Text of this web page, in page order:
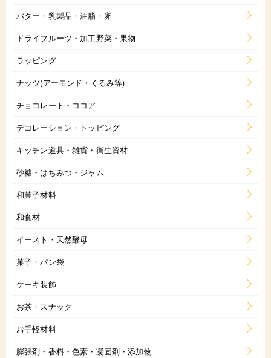
バター・乳製品・油脂・卵
ドライフルーツ・加工野菜・果物
ラッピング
ナッツ(アーモンド・くるみ等)
チョコレート・ココア
デコレーション・トッピング
キッチン道具・雑貨・衛生資材
砂糖・はちみつ・ジャム
和菓子材料
和食材
イースト・天然酵母
菓子・パン袋
ケーキ装飾
お茶・スナック
お手軽材料
膨張剤・香料・色素・凝固剤・添加物